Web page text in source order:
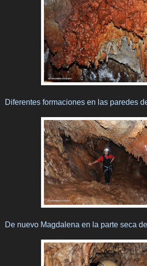
Diferentes formaciones en las paredes
De nuevo Magdalena en la parte seca